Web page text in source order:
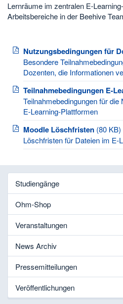
Lernräume im zentralen E-
Arbeitsbereiche in der Beehive
Nutzungsbedingungen für
Besondere
Dozenten, die Informationen
Teilnahmebedingungen E-
Teilnahmebedingungen für
E-Learning-Plattformen
Moodle Löschfristen (80 KB)
Löschfristen für Dateien im E-
Studiengänge
Ohm-Shop
Veranstaltungen
News Archiv
Pressemitteilungen
Veröffentlichungen